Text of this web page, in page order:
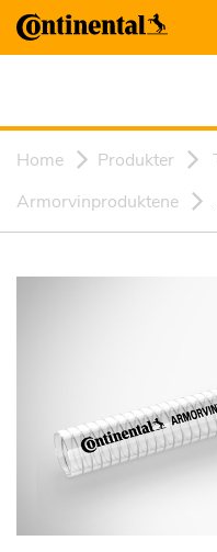
Home Produkter
Armorvinproduktene